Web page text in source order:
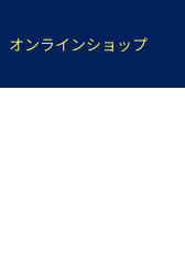
オンラインショップ